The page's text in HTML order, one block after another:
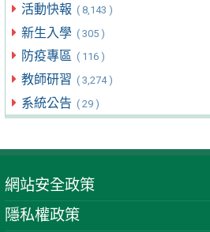
活動快報 ( 8,143 )
新生入學 ( 305 )
防疫專區 ( 116 )
教師研習 ( 3,274 )
系統公告 ( 29 )
網站安全政策
隱私權政策